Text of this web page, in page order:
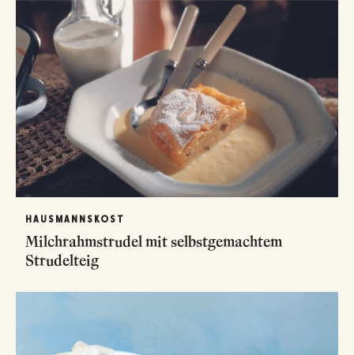
HAUSMANNSKOST
Milchrahmstrudel mit selbstgemachtem
Strudelteig